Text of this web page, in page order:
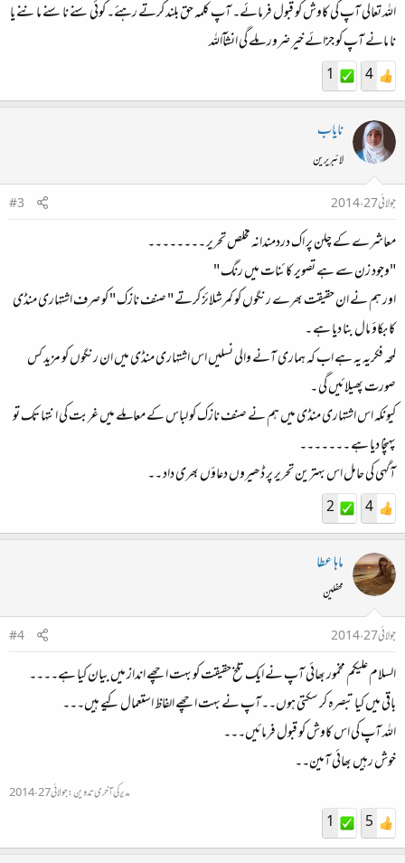
اللہ تعالی آپ کی کاوش کو قبول فرمائے۔ آپ کلمہ حق بلند کرتے رہئے۔ کوئی سنے نا سنے ماننے یا
نا مانے آپ کو جزائے خیر ضرور ملے گی انشآاللہ
4
1
نایاب
لائبریرین
جولائی 27، 2014
#3
معاشرے کے چلن پر اک دردمندانہ مخلص تحریر ۔۔۔۔۔۔۔۔
"وجود زن سے ہے تصویر کائنات میں رنگ "
اور ہم نے ان حقیقت بھرے رنگوں کو کمرشلائز کرتے " صنف نازک " کو صرف اشتہاری منڈی
کا بکاؤ مال بنا دیا ہے ۔
لمحہ فکریہ یہ ہے اب کہ ہماری آنے والی نسلیں اس اشتہاری منڈی میں ان رنگوں کو مزید کس
صورت پھیلائیں گی ۔
کیونکہ اس اشتہاری منڈی میں ہم نے صنف نازک کو لباس کے معاملے میں غربت کی انتہا تک تو
پہنچا دیا ہے ۔۔۔۔۔۔۔
آگہی کی حامل اس بہترین تحریر پر ڈھیروں دعاؤں بھری داد ۔۔
4
2
ماہا عطا
محفلین
جولائی 27، 2014
#4
السلام علیکم مخمور بھائی آپ نے ایک تلخ حقیقت کو بہت اچھے انداز میں بیان کیا ہے۔۔۔۔
باقی میں کیا تبصرہ کر سکتی ہوں۔۔آپ نے بہت اچھے الفاظ استعمال کیے ہیں۔۔۔
اللہ آپ کی اس کاوش کو قبول فرمائیں۔۔۔
خوش رہیں بھائی آمین۔۔
مدیر کی آخری تدوین:جولائی 27، 2014
5
1